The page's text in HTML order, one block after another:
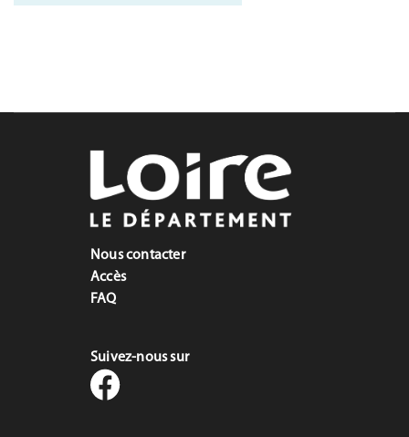
Nous contacter
Accès
FAQ
Suivez-nous sur